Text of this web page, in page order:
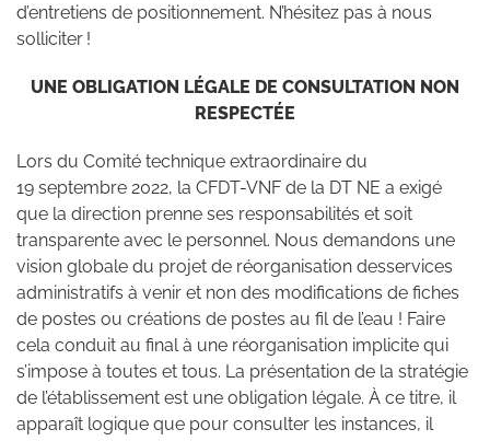
d’entretiens de positionnement. N’hésitez pas à nous
solliciter !
UNE OBLIGATION LÉGALE DE CONSULTATION NON
RESPECTÉE
Lors du Comité technique extraordinaire du
19 septembre 2022, la CFDT-VNF de la DT NE a exigé
que la direction prenne ses responsabilités et soit
transparente avec le personnel. Nous demandons une
vision globale du projet de réorganisation desservices
administratifs à venir et non des modifications de fiches
de postes ou créations de postes au fil de l’eau ! Faire
cela conduit au final à une réorganisation implicite qui
s’impose à toutes et tous. La présentation de la stratégie
de l’établissement est une obligation légale. À ce titre, il
apparaît logique que pour consulter les instances, il